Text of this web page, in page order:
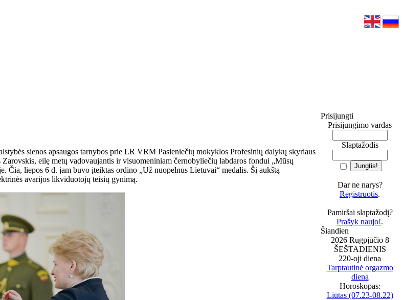
sienos apsaugos tarnybos prie LR VRM Pasieniečių mokyklos Profesinių dalykų skyriaus
eilę metų vadovaujantis ir visuomeniniam černobyliečių labdaros fondui „Mūsų
Čia, liepos 6 d. jam buvo įteiktas ordino „Už nuopelnus Lietuvai“ medalis. Šį aukštą
avarijos likviduotojų teisių gynimą.
Prisijungti
Prisijungimo vardas
Slaptažodis
Dar ne narys?
Registruotis.
Pamiršai slaptažodį?
Prašyk naujo!.
Šiandien
2026 Rugpjūčio 8
ŠEŠTADIENIS
220-oji diena
Tarptautinė orgazmo
diena
Horoskopas:
Liūtas (07.23-08.22)